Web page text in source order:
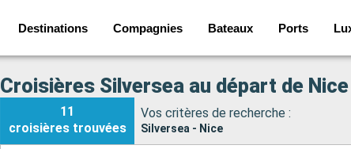
Destinations Compagnies Bateaux Ports
Croisières Silversea au départ de Nice
11
croisières trouvées
Vos critères de recherche :
Silversea - Nice